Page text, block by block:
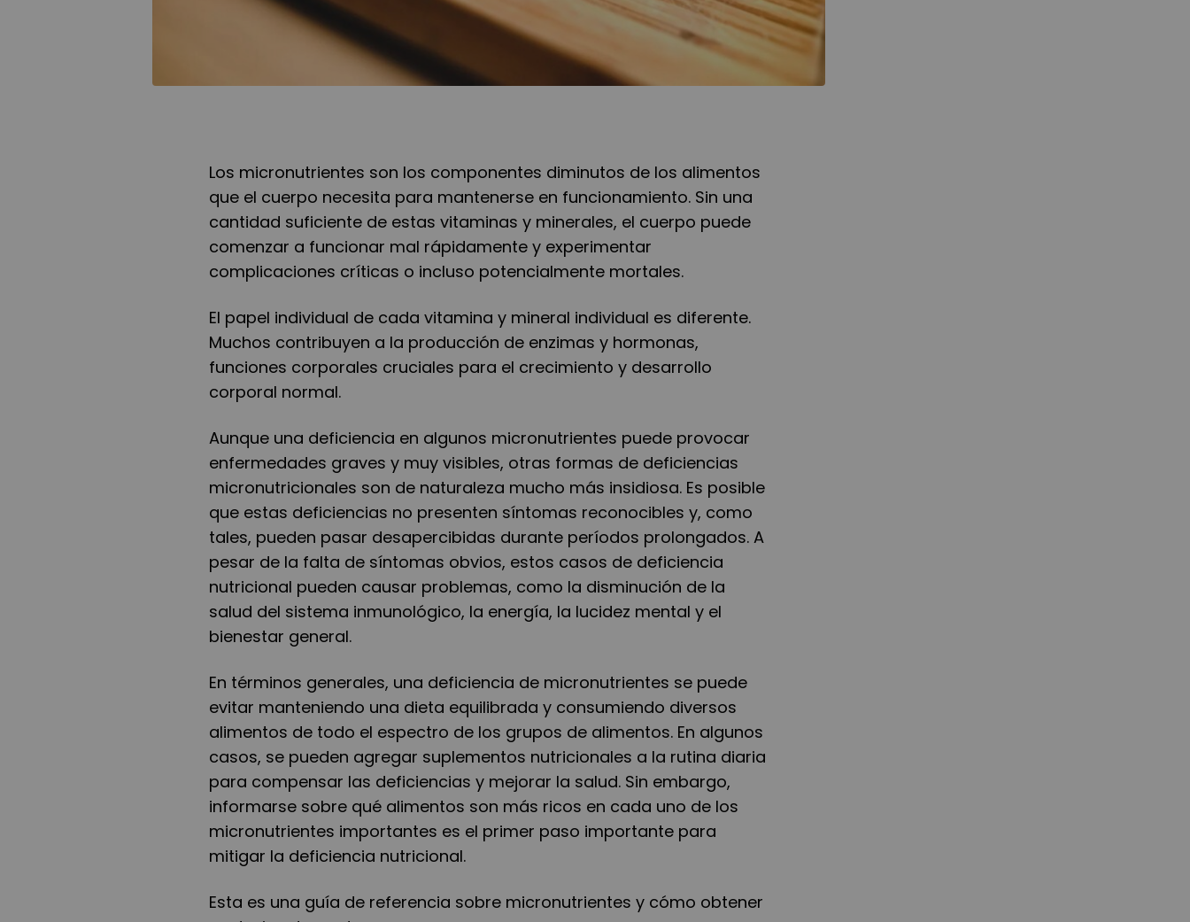
Los micronutrientes son los componentes diminutos de los alimentos
que el cuerpo necesita para mantenerse en funcionamiento. Sin una
cantidad suficiente de estas vitaminas y minerales, el cuerpo puede
comenzar a funcionar mal rápidamente y experimentar
complicaciones críticas o incluso potencialmente mortales.
El papel individual de cada vitamina y mineral individual es diferente.
Muchos contribuyen a la producción de enzimas y hormonas,
funciones corporales cruciales para el crecimiento y desarrollo
corporal normal.
Aunque una deficiencia en algunos micronutrientes puede provocar
enfermedades graves y muy visibles, otras formas de deficiencias
micronutricionales son de naturaleza mucho más insidiosa. Es posible
que estas deficiencias no presenten síntomas reconocibles y, como
tales, pueden pasar desapercibidas durante períodos prolongados. A
pesar de la falta de síntomas obvios, estos casos de deficiencia
nutricional pueden causar problemas, como la disminución de la
salud del sistema inmunológico, la energía, la lucidez mental y el
bienestar general.
En términos generales, una deficiencia de micronutrientes se puede
evitar manteniendo una dieta equilibrada y consumiendo diversos
alimentos de todo el espectro de los grupos de alimentos. En algunos
casos, se pueden agregar suplementos nutricionales a la rutina diaria
para compensar las deficiencias y mejorar la salud. Sin embargo,
informarse sobre qué alimentos son más ricos en cada uno de los
micronutrientes importantes es el primer paso importante para
mitigar la deficiencia nutricional.
Esta es una guía de referencia sobre micronutrientes y cómo obtener